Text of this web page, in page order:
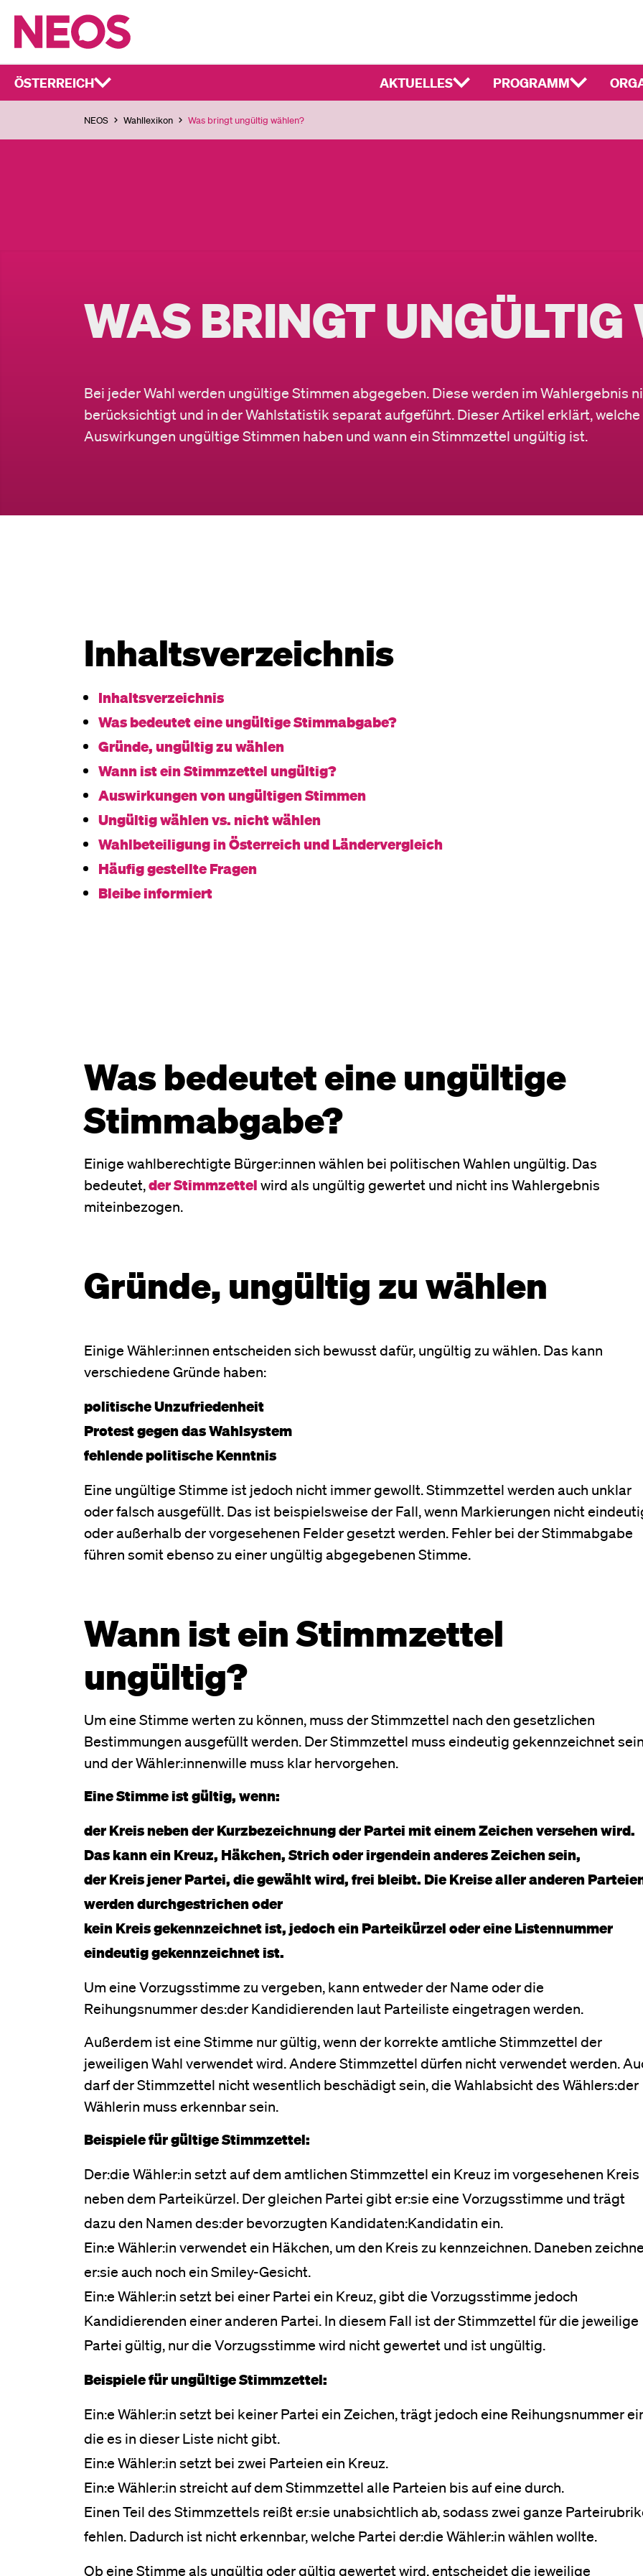
ÖSTERREICH AKTUELLES PROGRAMM
NEOS Wahllexikon Was bringt ungültig wählen?
WAS BRINGT
Bei jeder Wahl werden ungültige Stimmen abgegeben. Diese werden im Wahlergebnis
berücksichtigt und in der Wahlstatistik separat aufgeführt. Dieser Artikel erklärt, welche
Auswirkungen ungültige Stimmen haben und wann ein Stimmzettel ungültig ist.
Inhaltsverzeichnis
Inhaltsverzeichnis
Was bedeutet eine ungültige Stimmabgabe?
Gründe, ungültig zu wählen
Wann ist ein Stimmzettel ungültig?
Auswirkungen von ungültigen Stimmen
Ungültig wählen vs. nicht wählen
Wahlbeteiligung in Österreich und Ländervergleich
Häufig gestellte Fragen
Bleibe informiert
Was bedeutet eine ungültige
Stimmabgabe?
Einige wahlberechtigte Bürger:innen wählen bei politischen Wahlen ungültig. Das
bedeutet,der Stimmzettelwird als ungültig gewertet und nicht ins Wahlergebnis
miteinbezogen.
Gründe, ungültig zu wählen
Einige Wähler:innen entscheiden sich bewusst dafür, ungültig zu wählen. Das kann
verschiedene Gründe haben:
politische Unzufriedenheit
Protest gegen das Wahlsystem
fehlende politische Kenntnis
Eine ungültige Stimme ist jedoch nicht immer gewollt. Stimmzettel werden auch unklar
oder falsch ausgefüllt. Das ist beispielsweise der Fall, wenn Markierungen nicht
oder außerhalb der vorgesehenen Felder gesetzt werden. Fehler bei der Stimmabgabe
führen somit ebenso zu einer ungültig abgegebenen Stimme.
Wann ist ein Stimmzettel
ungültig?
Um eine Stimme werten zu können, muss der Stimmzettel nach den gesetzlichen
Bestimmungen ausgefüllt werden. Der Stimmzettel muss eindeutig gekennzeichnet
und der Wähler:innenwille muss klar hervorgehen.
Eine Stimme ist gültig, wenn:
der Kreis neben der Kurzbezeichnung der Partei mit einem Zeichen versehen wird.
Das kann ein Kreuz, Häkchen, Strich oder irgendein anderes Zeichen sein,
der Kreis jener Partei, die gewählt wird, frei bleibt. Die Kreise aller anderen
werden durchgestrichen oder
kein Kreis gekennzeichnet ist, jedoch ein Parteikürzel oder eine Listennummer
eindeutig gekennzeichnet ist.
Um eine Vorzugsstimme zu vergeben, kann entweder der Name oder die
Reihungsnummer des:der Kandidierenden laut Parteiliste eingetragen werden.
Außerdem ist eine Stimme nur gültig, wenn der korrekte amtliche Stimmzettel der
jeweiligen Wahl verwendet wird. Andere Stimmzettel dürfen nicht verwendet werden.
darf der Stimmzettel nicht wesentlich beschädigt sein, die Wahlabsicht des Wählers:der
Wählerin muss erkennbar sein.
Beispiele für gültige Stimmzettel:
Der:die Wähler:in setzt auf dem amtlichen Stimmzettel ein Kreuz im vorgesehenen Kreis
neben dem Parteikürzel. Der gleichen Partei gibt er:sie eine Vorzugsstimme und trägt
dazu den Namen des:der bevorzugten Kandidaten:Kandidatin ein.
Ein:e Wähler:in verwendet ein Häkchen, um den Kreis zu kennzeichnen. Daneben
er:sie auch noch ein Smiley-Gesicht.
Ein:e Wähler:in setzt bei einer Partei ein Kreuz, gibt die Vorzugsstimme jedoch
Kandidierenden einer anderen Partei. In diesem Fall ist der Stimmzettel für die jeweilige
Partei gültig, nur die Vorzugsstimme wird nicht gewertet und ist ungültig.
Beispiele für ungültige Stimmzettel:
Ein:e Wähler:in setzt bei keiner Partei ein Zeichen, trägt jedoch eine Reihungsnummer
die es in dieser Liste nicht gibt.
Ein:e Wähler:in setzt bei zwei Parteien ein Kreuz.
Ein:e Wähler:in streicht auf dem Stimmzettel alle Parteien bis auf eine durch.
Einen Teil des Stimmzettels reißt er:sie unabsichtlich ab, sodass zwei ganze
fehlen. Dadurch ist nicht erkennbar, welche Partei der:die Wähler:in wählen wollte.
Ob eine Stimme als ungültig oder gültig gewertet wird, entscheidet die jeweilige